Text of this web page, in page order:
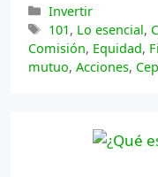
Categorías
Invertir
Etiquetas
101, Lo esencial,
Comisión, Equidad,
mutuo, Acciones,